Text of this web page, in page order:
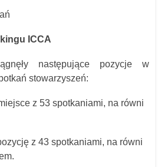
ICCA
następujące pozycje w
stowarzyszeń:
z 53 spotkaniami, na równi
z 43 spotkaniami, na równi